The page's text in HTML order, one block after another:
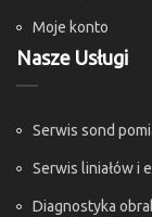
Moje konto
Nasze Usługi
Serwis sond
Serwis liniałów i
Diagnostyka